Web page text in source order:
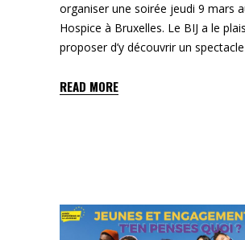
organiser une soirée jeudi 9 mars
Hospice à Bruxelles. Le BIJ a le
proposer d’y découvrir un spectacle
READ MORE